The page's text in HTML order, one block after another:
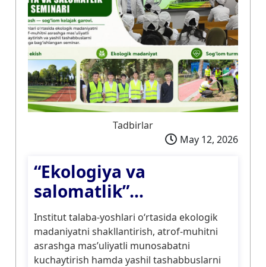
Tadbirlar
May 12, 2026
“Ekologiya va
salomatlik”...
Institut talaba-yoshlari o‘rtasida ekologik
madaniyatni shakllantirish, atrof-muhitni
asrashga mas’uliyatli munosabatni
kuchaytirish hamda yashil tashabbuslarni